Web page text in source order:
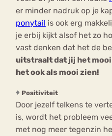
er minder nadruk op je
ponytail is ook erg
je erbij kijkt alsof het zo
vast denken dat het de
uitstraalt dat jij het
het ook als mooi zien!
♦ Positiviteit
Door jezelf telkens te
is, wordt het probleem
met nog meer tegenzin